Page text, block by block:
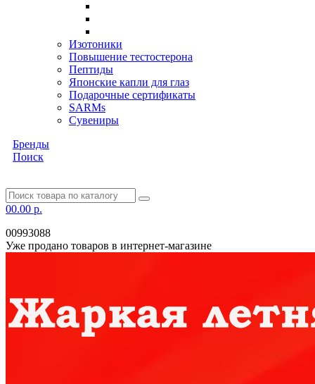
Изотоники
Повышение тестостерона
Пептиды
Японские капли для глаз
Подарочные сертификаты
SARMs
Сувениры
Бренды
Поиск
00.00 р.
00993088
Уже продано товаров в интернет-магазине